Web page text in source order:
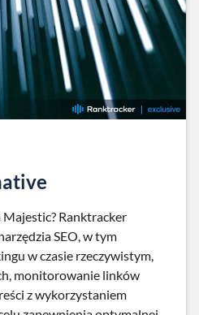
Ranktracker
SEO, w tym
w czasie rzeczywistym,
monitorowanie linków
z wykorzystaniem